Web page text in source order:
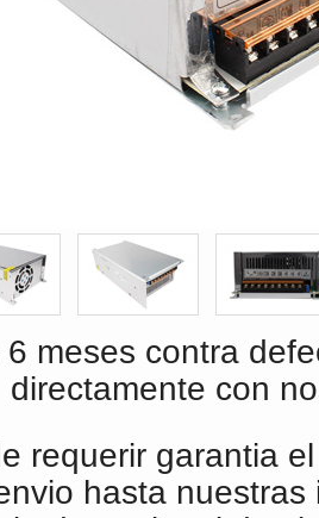
meses contra
directamente con
requerir garantia
hasta nuestras